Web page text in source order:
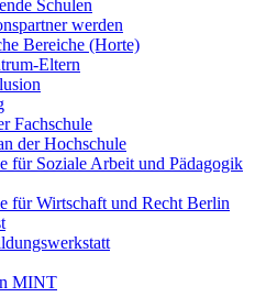
Schulen
werden
Bereiche (Horte)
Eltern
Fachschule
der Hochschule
für Soziale Arbeit und Pädagogik
für Wirtschaft und Recht Berlin
MINT